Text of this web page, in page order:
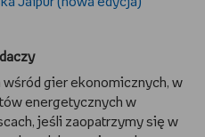
wśród gier ekonomicznych, w
energetycznych w
jeśli zaopatrzymy się w